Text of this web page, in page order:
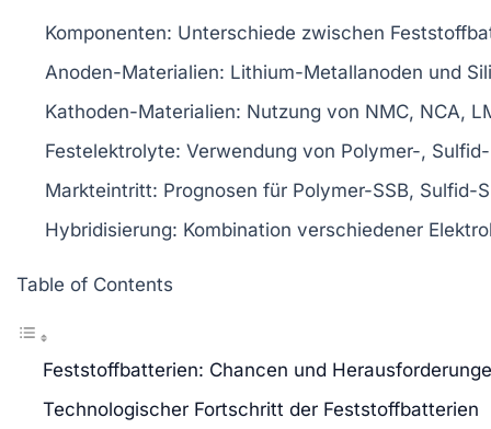
Komponenten: Unterschiede zwischen
Anoden-Materialien: Lithium-Metallanoden und
Kathoden-Materialien: Nutzung von NMC, NCA,
Festelektrolyte: Verwendung von Polymer-,
Markteintritt: Prognosen für Polymer-SSB, Sulfid-
Hybridisierung: Kombination verschiedener
Table of Contents
Feststoffbatterien: Chancen und
Technologischer Fortschritt der Feststoffbatterien